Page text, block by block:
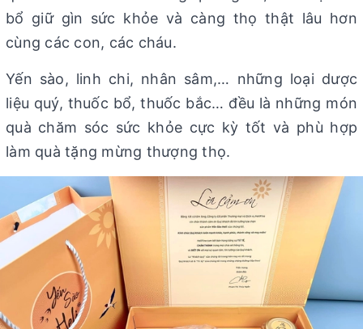
bổ giữ gìn sức khỏe và càng thọ thật lâu hơn
cùng các con, các cháu.
Yến sào, linh chi, nhân sâm,… những loại dược
liệu quý, thuốc bổ, thuốc bắc… đều là những món
quà chăm sóc sức khỏe cực kỳ tốt và phù hợp
làm quà tặng mừng thượng thọ.